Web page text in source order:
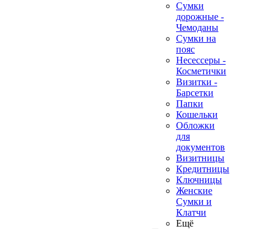
Сумки
дорожные -
Чемоданы
Сумки на
пояс
Несессеры -
Косметички
Визитки -
Барсетки
Папки
Кошельки
Обложки
для
документов
Визитницы
Кредитницы
Ключницы
Женские
Сумки и
Клатчи
Ещё